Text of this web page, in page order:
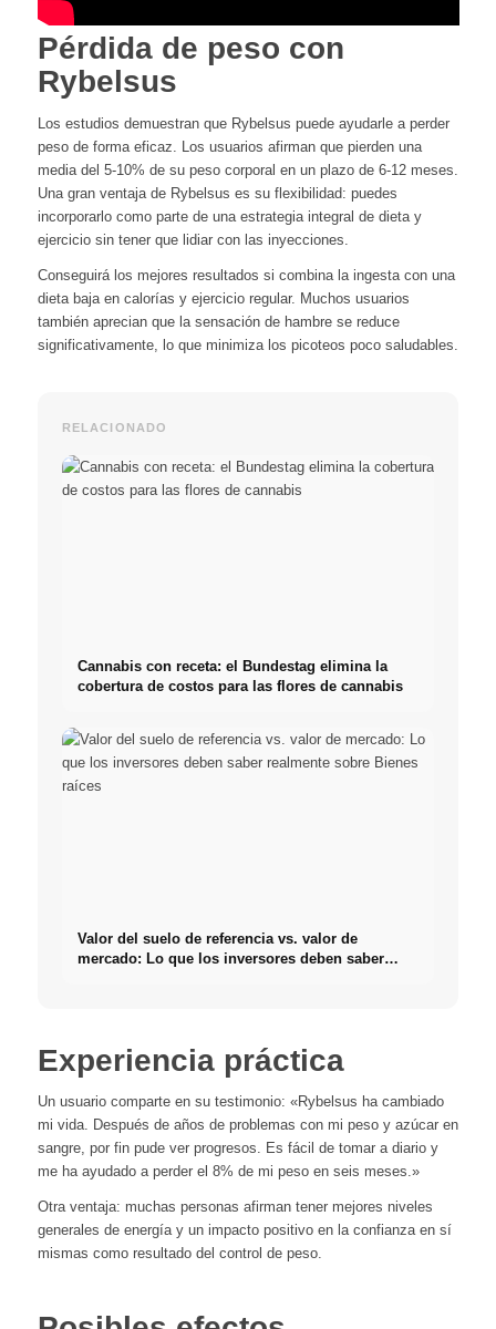
Pérdida de peso con
Rybelsus
Los estudios demuestran que Rybelsus puede ayudarle a perder
peso de forma eficaz. Los usuarios afirman que pierden una
media del 5-10% de su peso corporal en un plazo de 6-12 meses.
Una gran ventaja de Rybelsus es su flexibilidad: puedes
incorporarlo como parte de una estrategia integral de dieta y
ejercicio sin tener que lidiar con las inyecciones.
Conseguirá los mejores resultados si combina la ingesta con una
dieta baja en calorías y ejercicio regular. Muchos usuarios
también aprecian que la sensación de hambre se reduce
significativamente, lo que minimiza los picoteos poco saludables.
RELACIONADO
Cannabis con receta: el Bundestag elimina la
cobertura de costos para las flores de cannabis
Valor del suelo de referencia vs. valor de
mercado: Lo que los inversores deben saber
Experiencia práctica
Un usuario comparte en su testimonio: «Rybelsus ha cambiado
mi vida. Después de años de problemas con mi peso y azúcar en
sangre, por fin pude ver progresos. Es fácil de tomar a diario y
me ha ayudado a perder el 8% de mi peso en seis meses.»
Otra ventaja: muchas personas afirman tener mejores niveles
generales de energía y un impacto positivo en la confianza en sí
mismas como resultado del control de peso.